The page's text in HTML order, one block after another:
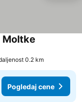
Moltke
0.2 km
Pogledaj cene